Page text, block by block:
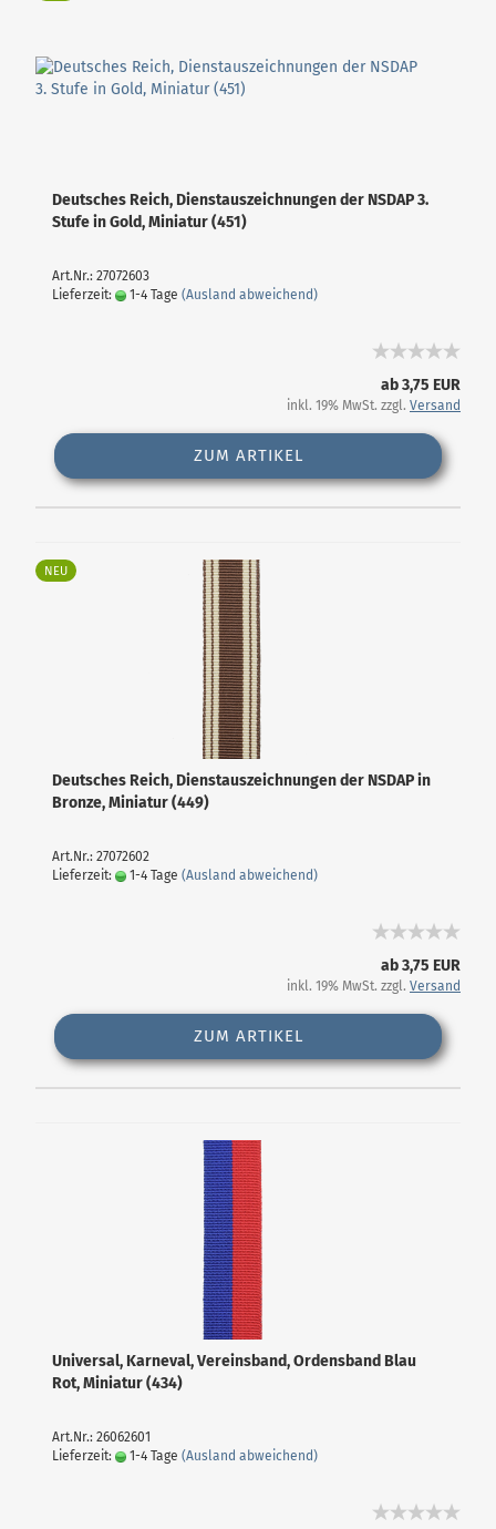
Deutsches Reich, Dienstauszeichnungen der NSDAP 3.
Stufe in Gold, Miniatur (451)
Art.Nr.: 27072603
Lieferzeit:
1-4 Tage (Ausland abweichend)
ab 3,75 EUR
inkl. 19% MwSt. zzgl. Versand
ZUM ARTIKEL
NEU
Deutsches Reich, Dienstauszeichnungen der NSDAP in
Bronze, Miniatur (449)
Art.Nr.: 27072602
Lieferzeit:
1-4 Tage (Ausland abweichend)
ab 3,75 EUR
inkl. 19% MwSt. zzgl. Versand
ZUM ARTIKEL
Universal, Karneval, Vereinsband, Ordensband Blau
Rot, Miniatur (434)
Art.Nr.: 26062601
Lieferzeit:
1-4 Tage (Ausland abweichend)